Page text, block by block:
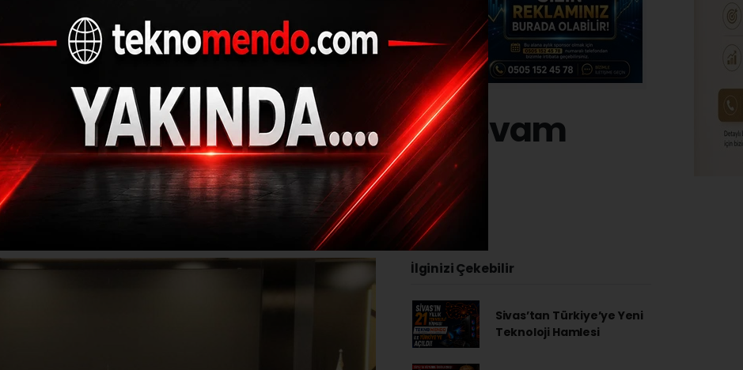
eğitimleri tüm hızıyla devam
ediyor
(İHA) - İhlas Haber Ajansı | 31.07.2024 - 15:02, Güncelleme: 31.07.2024 - 14:45
İlginizi Çekebilir
Sivas’tan Türkiye’ye Yeni
Teknoloji Hamlesi